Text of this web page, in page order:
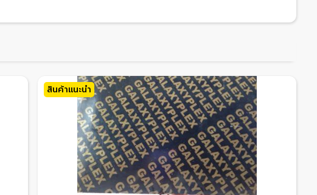
สินค้าแนะนำ